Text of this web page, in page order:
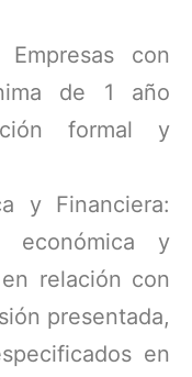
con
de 1 año
formal y
y Financiera:
económica y
relación con
presentada,
en